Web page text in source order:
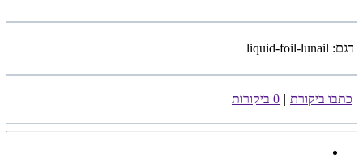
דגם: liquid-foil-lunail
כתבו ביקורת | 0 ביקורות